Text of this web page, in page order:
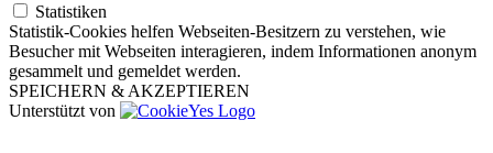
Statistiken
Statistik-Cookies helfen Webseiten-Besitzern zu verstehen, wie
Besucher mit Webseiten interagieren, indem Informationen anonym
gesammelt und gemeldet werden.
SPEICHERN & AKZEPTIEREN
Unterstützt von